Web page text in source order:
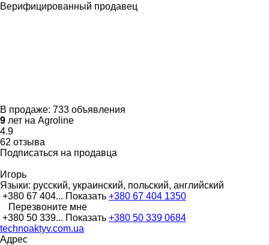
Верифицированный продавец
В продаже: 733 объявления
9 лет на Agroline
4.9
62 отзыва
Подписаться на продавца
Игорь
Языки: русский, украинский, польский, английский
+380 67 404... Показать +380 67 404 1350
Перезвоните мне
+380 50 339... Показать +380 50 339 0684
technoaktyv.com.ua
Адрес